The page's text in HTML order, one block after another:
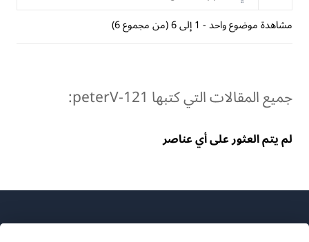
مشاهدة موضوع واحد - 1 إلى 6 (من مجموع 6)
جميع المقالات التي كتبها peterV-121:
لم يتم العثور على أي عناصر